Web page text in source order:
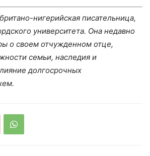
нигерийская писательница,
университета. Она недавно
о своем отчужденном отце,
семьи, наследия и
долгосрочных